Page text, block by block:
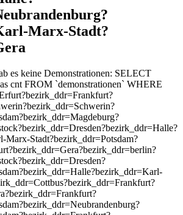
Marx-Stadt?
es keine Demonstrationen: SELECT
cnt FROM `demonstrationen` WHERE
Marx-Stadt?bezirk_ddr=Potsdam?